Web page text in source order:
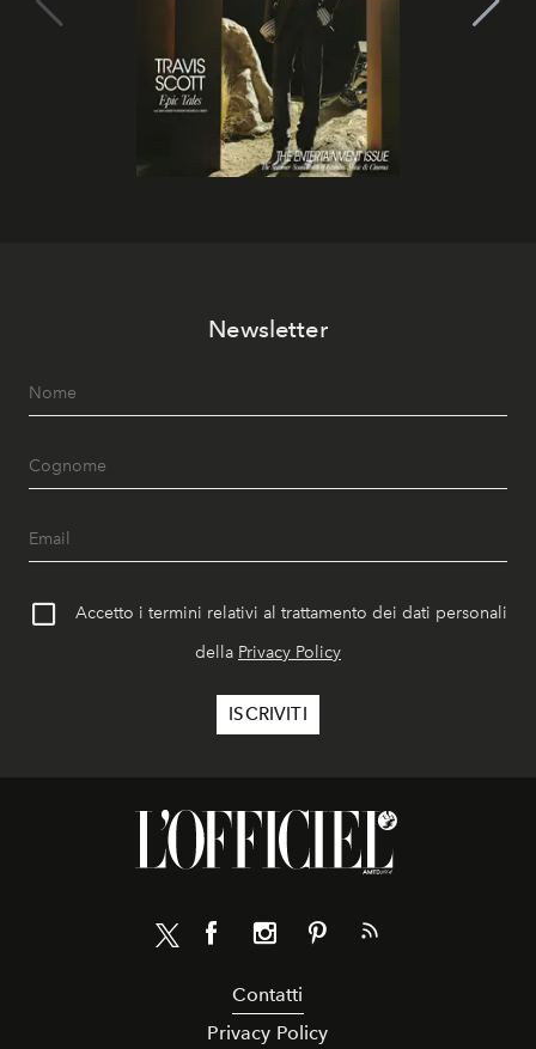
Newsletter
Accetto i termini relativi al trattamento dei dati personali
della Privacy Policy
Contatti
Privacy Policy